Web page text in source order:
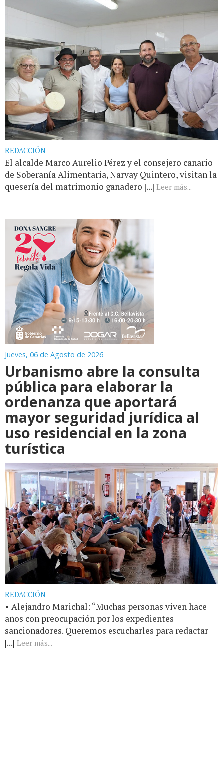
REDACCIÓN
El alcalde Marco Aurelio Pérez y el consejero canario
de Soberanía Alimentaria, Narvay Quintero, visitan la
quesería del matrimonio ganadero [...] Leer más...
Jueves, 06 de Agosto de 2026
Urbanismo abre la consulta
pública para elaborar la
ordenanza que aportará
mayor seguridad jurídica al
uso residencial en la zona
turística
REDACCIÓN
• Alejandro Marichal: “Muchas personas viven hace
años con preocupación por los expedientes
sancionadores. Queremos escucharles para redactar
[...] Leer más...